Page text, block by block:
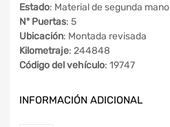
Estado: Material de segunda mano
Nº Puertas: 5
Ubicación: Montada revisada
Kilometraje: 244848
Código del vehículo: 19747
INFORMACIÓN ADICIONAL